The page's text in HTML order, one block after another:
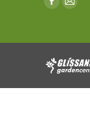
Facebook
new
Mail
new